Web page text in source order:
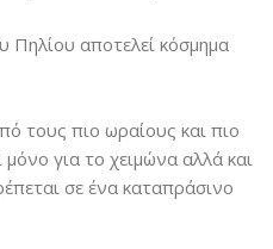
Πηλίου αποτελεί κόσμημα
τους πιο ωραίους και πιο
για το χειμώνα αλλά και
σε ένα καταπράσινο